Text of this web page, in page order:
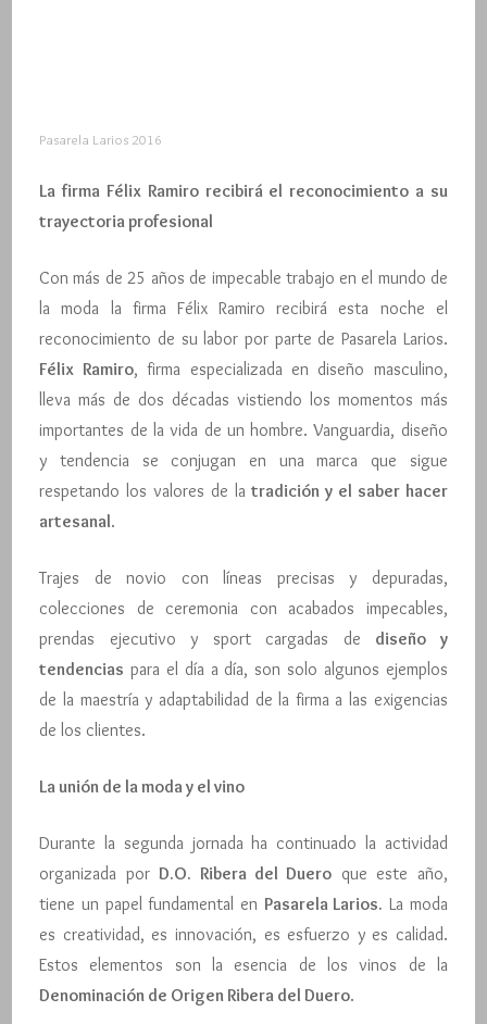
Pasarela Larios 2016
La firma Félix Ramiro recibirá el reconocimiento a su
trayectoria profesional
Con más de 25 años de impecable trabajo en el mundo de
la moda la firma Félix Ramiro recibirá esta noche el
reconocimiento de su labor por parte de Pasarela Larios.
Félix Ramiro, firma especializada en diseño masculino,
lleva más de dos décadas vistiendo los momentos más
importantes de la vida de un hombre. Vanguardia, diseño
y tendencia se conjugan en una marca que sigue
respetando los valores de latradición y el saber hacer
artesanal.
Trajes de novio con líneas precisas y depuradas,
colecciones de ceremonia con acabados impecables,
prendas ejecutivo y sport cargadas de diseño y
tendencias para el día a día, son solo algunos ejemplos
de la maestría y adaptabilidad de la firma a las exigencias
de los clientes.
La unión de la moda y el vino
Durante la segunda jornada ha continuado la actividad
organizada porD.O. Ribera del Duero que este año,
tiene un papel fundamental en Pasarela Larios. La moda
es creatividad, es innovación, es esfuerzo y es calidad.
Estos elementos son la esencia de los vinos de la
Denominación de Origen Ribera del Duero.